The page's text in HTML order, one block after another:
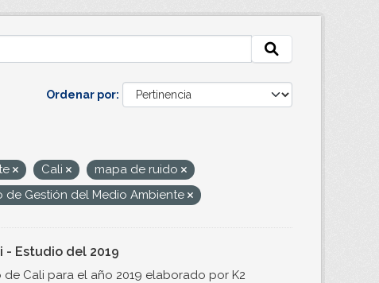
Ordenar por
Cali
mapa de ruido
de Gestión del Medio Ambiente
- Estudio del 2019
Cali para el año 2019 elaborado por K2